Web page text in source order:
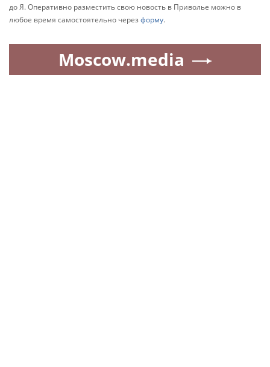
до Я. Оперативно разместить свою новость в Приволье можно в
любое время самостоятельно черезформу.
Moscow.media